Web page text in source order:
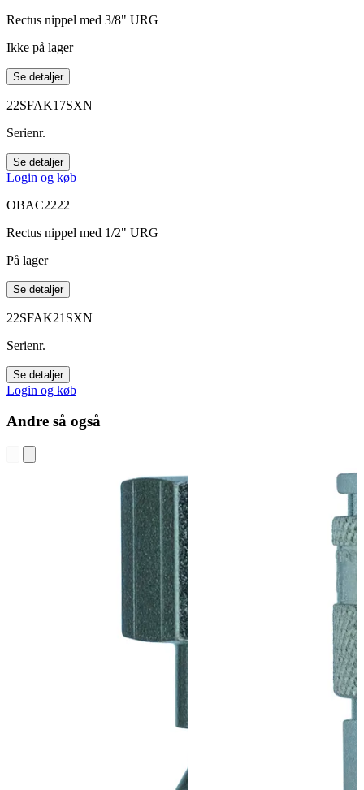
Rectus nippel med 3/8" URG
Ikke på lager
Se detaljer
22SFAK17SXN
Serienr.
Se detaljer
Login og køb
OBAC2222
Rectus nippel med 1/2" URG
På lager
Se detaljer
22SFAK21SXN
Serienr.
Se detaljer
Login og køb
Andre så også